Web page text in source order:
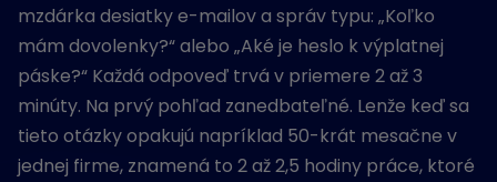
mzdárka desiatky e-mailov a správ typu: „Koľko
mám dovolenky?“ alebo „Aké je heslo k výplatnej
páske?“ Každá odpoveď trvá v priemere 2 až 3
minúty. Na prvý pohľad zanedbateľné. Lenže keď sa
tieto otázky opakujú napríklad 50-krát mesačne v
jednej firme, znamená to 2 až 2,5 hodiny práce, ktoré